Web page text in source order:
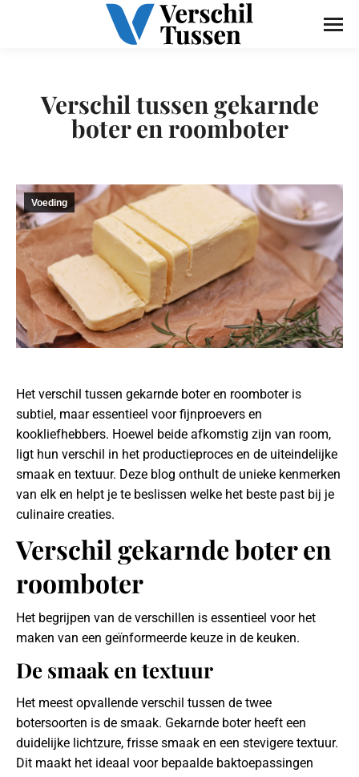
Verschil tussen gekarnde
boter en roomboter
Voeding
Het verschil tussen gekarnde boter en roomboter is
subtiel, maar essentieel voor fijnproevers en
kookliefhebbers. Hoewel beide afkomstig zijn van room,
ligt hun verschil in het productieproces en de uiteindelijke
smaak en textuur. Deze blog onthult de unieke kenmerken
van elk en helpt je te beslissen welke het beste past bij je
culinaire creaties.
Verschil gekarnde boter en
roomboter
Het begrijpen van de verschillen is essentieel voor het
maken van een geïnformeerde keuze in de keuken.
De smaak en textuur
Het meest opvallende verschil tussen de twee
botersoorten is de smaak. Gekarnde boter heeft een
duidelijke lichtzure, frisse smaak en een stevigere textuur.
Dit maakt het ideaal voor bepaalde baktoepassingen